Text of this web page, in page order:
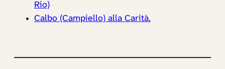
Rio)
Calbo (Campiello) alla Carità.